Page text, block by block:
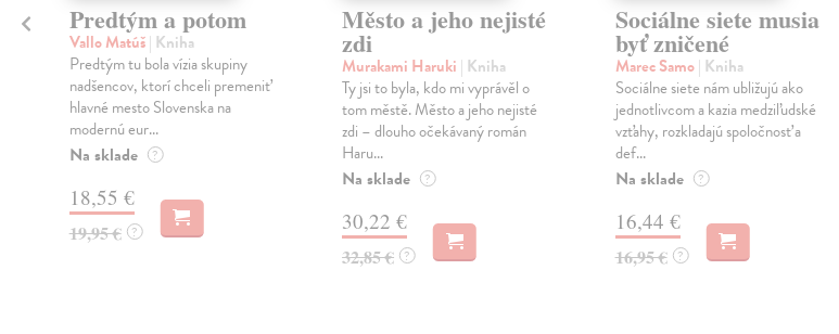
Predtým a potom
Vallo Matúš| Kniha
Predtým tu bola vízia skupiny
nadšencov, ktorí chceli premeniť
hlavné mesto Slovenska na
modernú eur...
Na sklade ?
18,55 €
19,95 € ?
Město a jeho nejisté
zdi
Murakami Haruki | Kniha
Ty jsi to byla, kdo mi vyprávěl o
tom městě. Město a jeho nejisté
zdi – dlouho očekávaný román
Haru...
Na sklade ?
30,22 €
32,85 € ?
Sociálne siete musia
byť zničené
Marec Samo| Kniha
Sociálne siete nám ubližujú ako
jednotlivcom a kazia medziľudské
vzťahy, rozkladajú spoločnosť a
def...
Na sklade ?
16,44 €
16,95 € ?